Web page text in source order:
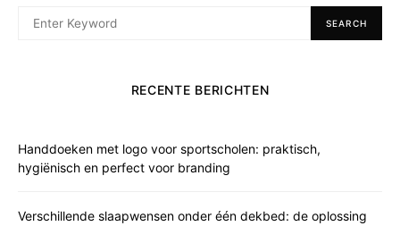
SEARCH
RECENTE BERICHTEN
Handdoeken met logo voor sportscholen: praktisch,
hygiënisch en perfect voor branding
Verschillende slaapwensen onder één dekbed: de oplossing